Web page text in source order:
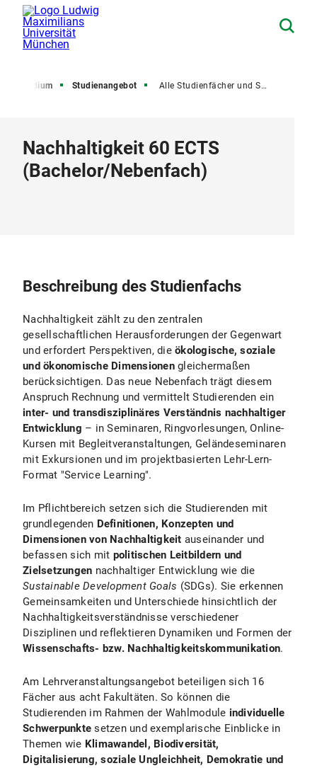
Studium Studienangebot Alle Studienfächer und Studiengänge
Nachhaltigkeit 60 ECTS
(Bachelor/Nebenfach)
Beschreibung des Studienfachs
Nachhaltigkeit zählt zu den zentralen
gesellschaftlichen Herausforderungen der Gegenwart
und erfordert Perspektiven, die ökologische, soziale
und ökonomische Dimensionengleichermaßen
berücksichtigen. Das neue Nebenfach trägt diesem
Anspruch Rechnung und vermittelt Studierenden ein
inter- und transdisziplinäres Verständnis nachhaltiger
Entwicklung – in Seminaren, Ringvorlesungen, Online-
Kursen mit Begleitveranstaltungen, Geländeseminaren
mit Exkursionen und im projektbasierten Lehr-Lern-
Format "Service Learning".
Im Pflichtbereich setzen sich die Studierenden mit
grundlegenden Definitionen, Konzepten und
Dimensionen von Nachhaltigkeit auseinander und
befassen sich mit politischen Leitbildern und
Zielsetzungen nachhaltiger Entwicklung wie die
Sustainable Development Goals (SDGs). Sie erkennen
Gemeinsamkeiten und Unterschiede hinsichtlich der
Nachhaltigkeitsverständnisse verschiedener
Disziplinen und reflektieren Dynamiken und Formen der
Wissenschafts- bzw. Nachhaltigkeitskommunikation.
Am Lehrveranstaltungsangebot beteiligen sich 16
Fächer aus acht Fakultäten. So können die
Studierenden im Rahmen der Wahlmodule individuelle
Schwerpunkte setzen und exemplarische Einblicke in
Themen wie Klimawandel, Biodiversität,
Digitalisierung, soziale Ungleichheit, Demokratie und